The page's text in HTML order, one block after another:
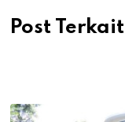
Post Terkait